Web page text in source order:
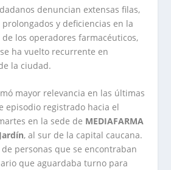
denuncian extensas filas,
y deficiencias en la
los operadores farmacéuticos,
ha vuelto recurrente en
la ciudad.
mayor relevancia en las últimas
episodio registrado hacia el
en la sede de MEDIAFARMA
, al sur de la capital caucana.
personas que se encontraban
que aguardaba turno para